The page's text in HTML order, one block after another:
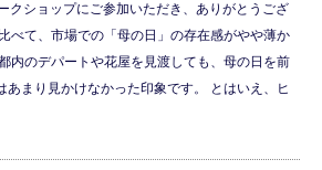
クショップにご参加いただき、ありがとうござ
べて、市場での「母の日」の存在感がやや薄か
内のデパートや花屋を見渡しても、母の日を前
あまり見かけなかった印象です。 とはいえ、ヒ